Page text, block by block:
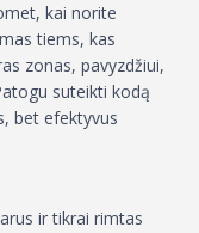
kai norite
tiems, kas
zonas, pavyzdžiui,
suteikti kodą
bet efektyvus
ir tikrai rimtas